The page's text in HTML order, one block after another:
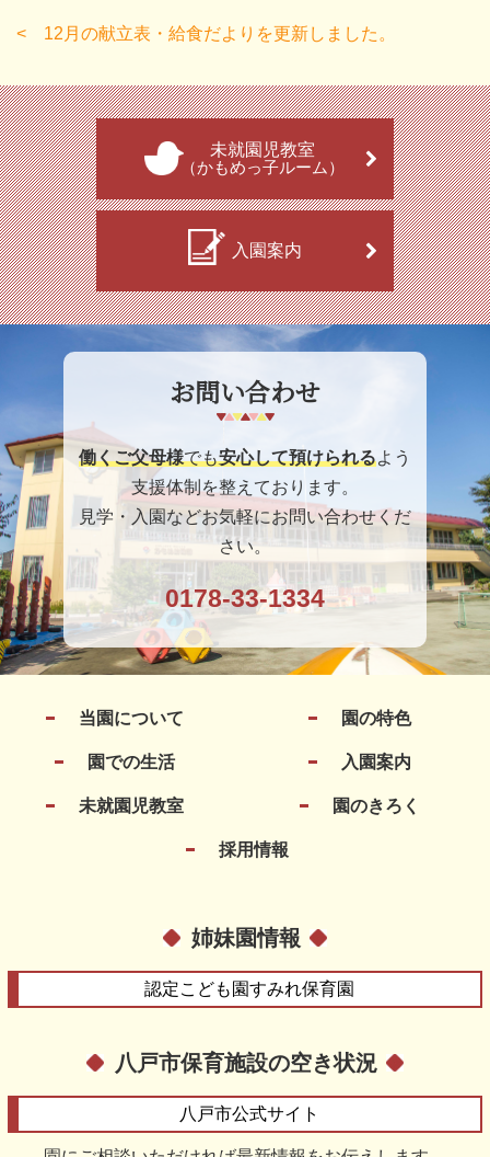
12月の献立表・給食だよりを更新しました。
未就園児教室
（かもめっ子ルーム）
入園案内
お問い合わせ
働くご父母様でも安心して預けられるよう
支援体制を整えております。
見学・入園などお気軽にお問い合わせくだ
さい。
0178-33-1334
当園について 園の特色
園での生活 入園案内
未就園児教室 園のきろく
採用情報
姉妹園情報
認定こども園すみれ保育園
八戸市保育施設の空き状況
八戸市公式サイト